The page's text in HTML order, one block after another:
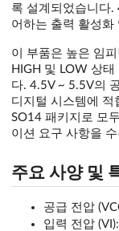
록 설계되었습니다.
어하는 출력 활성화
이 부품은 높은 임
HIGH 및 LOW 상
다. 4.5V ~ 5.5V의
디지털 시스템에
SO14 패키지로 모
이션 요구 사항을
주요 사양 및
공급 전압
입력 전압